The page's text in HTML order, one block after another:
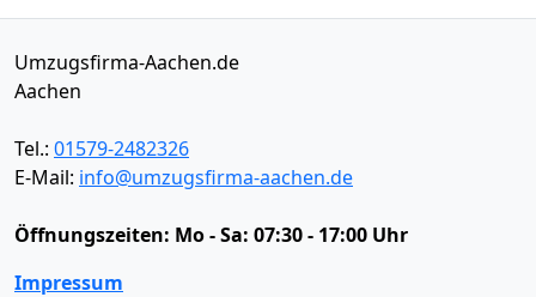
Umzugsfirma-Aachen.de
Aachen
Tel.: 01579-2482326
E-Mail: info@umzugsfirma-aachen.de
Öffnungszeiten: Mo - Sa: 07:30 - 17:00 Uhr
Impressum